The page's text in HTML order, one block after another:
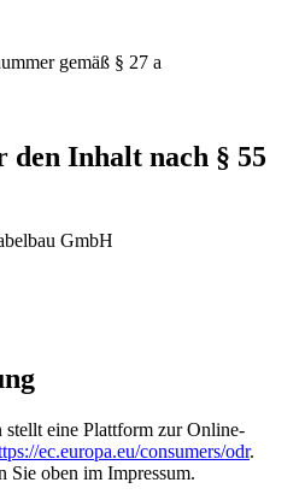
gemäß § 27 a
Inhalt nach § 55
GmbH
eine Plattform zur Online-
ec.europa.eu/consumers/odr.
Sie oben im Impressum.